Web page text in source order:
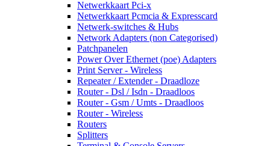
Netwerkkaart Pci-x
Netwerkkaart Pcmcia & Expresscard
Netwerk-switches & Hubs
Network Adapters (non Categorised)
Patchpanelen
Power Over Ethernet (poe) Adapters
Print Server - Wireless
Repeater / Extender - Draadloze
Router - Dsl / Isdn - Draadloos
Router - Gsm / Umts - Draadloos
Router - Wireless
Routers
Splitters